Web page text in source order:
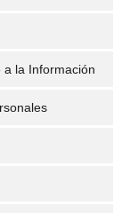
a la Información